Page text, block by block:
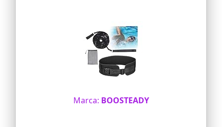
Marca: BOOSTEADY